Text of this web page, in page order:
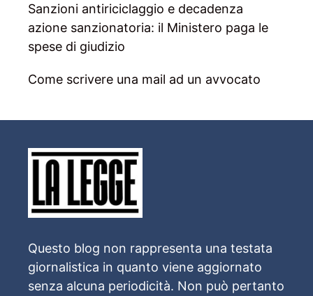
Sanzioni antiriciclaggio e decadenza
azione sanzionatoria: il Ministero paga le
spese di giudizio
Come scrivere una mail ad un avvocato
Questo blog non rappresenta una testata
giornalistica in quanto viene aggiornato
senza alcuna periodicità. Non può pertanto